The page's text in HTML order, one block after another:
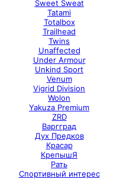
Sweet Sweat
Tatami
Totalbox
Trailhead
Twins
Unaffected
Under Armour
Unkind Sport
Venum
Vigrid Division
Wolon
Yakuza Premium
ZRD
Варгград
Дух Предков
Красар
КрепышЯ
Рать
Спортивный интерес